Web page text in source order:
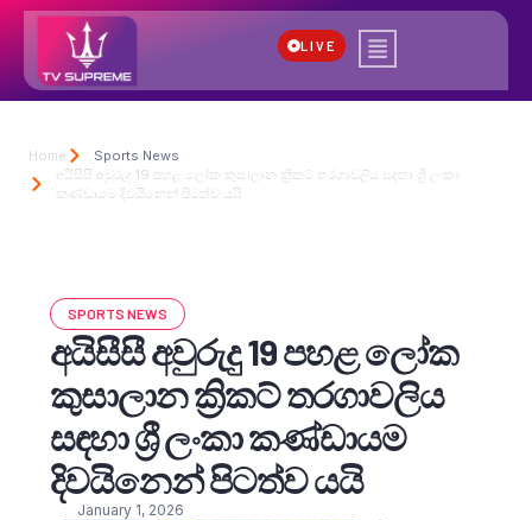
LIVE
Home
Sports News
අයිසීසී අවුරුදු 19 පහළ ලෝක කුසාලාන ක්‍රිකට් තරගාවලිය සඳහා ශ්‍රී ලංකා
කණ්ඩායම දිවයිනෙන් පිටත්ව යයි
SPORTS NEWS
අයිසීසී අවුරුදු 19 පහළ ලෝක
කුසාලාන ක්‍රිකට් තරගාවලිය
සඳහා ශ්‍රී ලංකා කණ්ඩායම
දිවයිනෙන් පිටත්ව යයි
January 1, 2026